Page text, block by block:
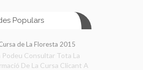
Populars
de La Floresta 2015
Podeu Consultar Tota La
De La Cursa Clicant A